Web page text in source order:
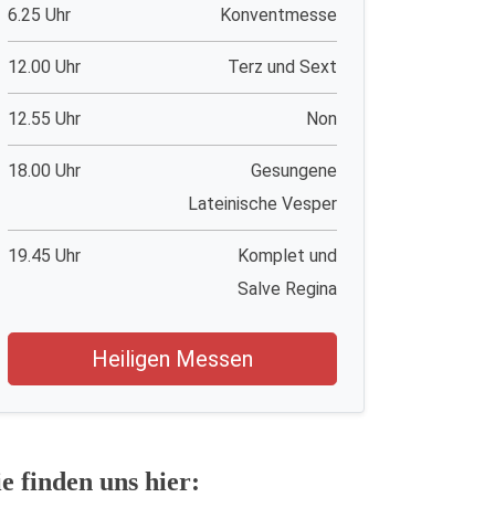
6.25 Uhr Konventmesse
12.00 Uhr Terz und Sext
12.55 Uhr Non
18.00 Uhr
Gesungene
Lateinische Vesper
19.45 Uhr
Komplet und
Salve Regina
Heiligen Messen
finden uns hier: